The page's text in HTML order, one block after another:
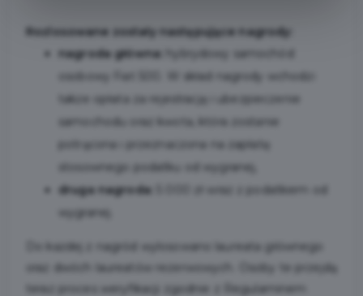
Rozlosowane zostały następujące nagrody:
nagroda główna:
hybrydowy samochód
osobowy Fiat 500. W skład nagrody wchodzi
także opłata za rejestrację i ubezpieczenie
samochodu oraz kwota, która zostanie
potrącona i przeznaczona na zapłatę
stosownego podatku od wygranej,
druga nagroda:
5 000 zł wraz z podatkiem od
wygranej.
Do każdej z nagród wylosowano laureata głównego
oraz dwóch laureatów rezerwowych. Osoby te przejdą
teraz proces weryfikacji zgodnie z Regulaminem